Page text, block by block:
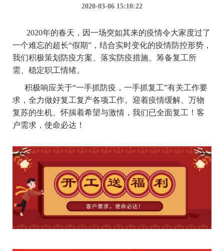
2020-03-06 15:10:22
2020年的春天，因一场突如其来的疫情令大家度过了
一个难忘的超长“假期”，结合实时变化的疫情防控形势，
我们积极策划防疫方案、落实防疫措施、筹备复工所
需、稳定职工情绪。
积极响应关于“一手抓防疫，一手抓复工”有关工作要
求，全力做好复工复产各项工作。迎着疫情缓解、万物
复苏的生机、怀揣着希望与激情，我们已全面复工！客
户需求，使命必达！